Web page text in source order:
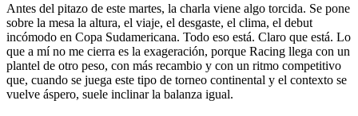
Antes del pitazo de este martes, la charla viene algo torcida. Se pone
sobre la mesa la altura, el viaje, el desgaste, el clima, el debut
incómodo en Copa Sudamericana. Todo eso está. Claro que está. Lo
que a mí no me cierra es la exageración, porque Racing llega con un
plantel de otro peso, con más recambio y con un ritmo competitivo
que, cuando se juega este tipo de torneo continental y el contexto se
vuelve áspero, suele inclinar la balanza igual.